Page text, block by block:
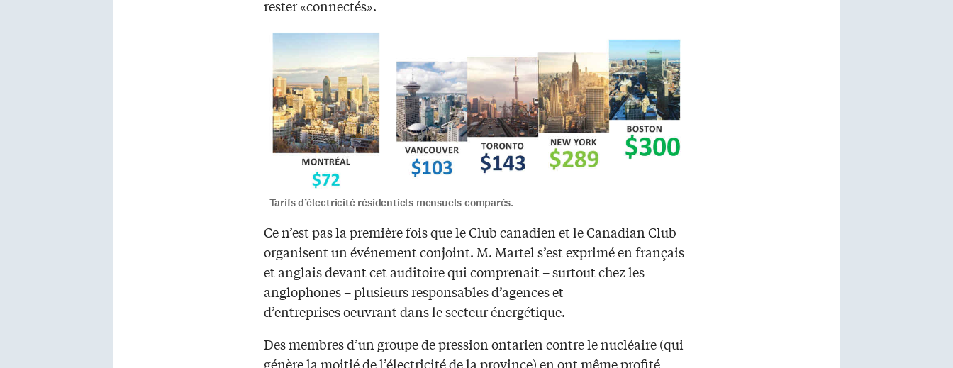
rester «connectés».
Tarifs d’électricité résidentiels mensuels comparés.
Ce n’est pas la première fois que le Club canadien et le Canadian Club
organisent un événement conjoint. M. Martel s’est exprimé en français
et anglais devant cet auditoire qui comprenait – surtout chez les
anglophones – plusieurs responsables d’agences et
d’entreprises oeuvrant dans le secteur énergétique.
Des membres d’un groupe de pression ontarien contre le nucléaire (qui
génère la moitié de l’électricité de la province) en ont même profité